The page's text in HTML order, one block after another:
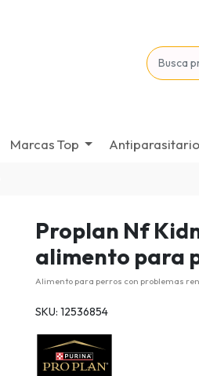
Marcas Top
Proplan Nf
alimento para
Alimento para perros con problemas
SKU: 12536854